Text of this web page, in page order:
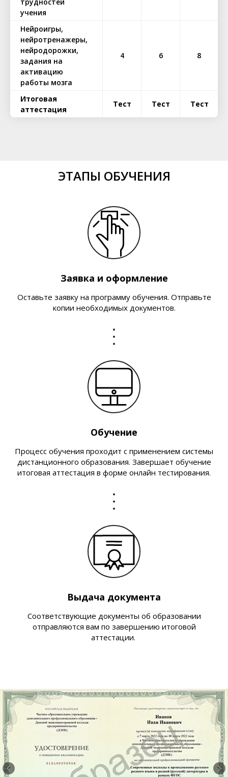
учения
Нейроигры,
нейротренажеры,
нейродорожки,
задания на
активацию
работы мозга
4 6 8
Итоговая
аттестация
Тест Тест Тест
ЭТАПЫ ОБУЧЕНИЯ
Заявка и оформление
Оставьте заявку на программу обучения. Отправьте
копии необходимых документов.
Обучение
Процесс обучения проходит с применением системы
дистанционного образования. Завершает обучение
итоговая аттестация в форме онлайн тестирования.
Выдача документа
Соответствующие документы об образовании
отправляются вам по завершению итоговой
аттестации.